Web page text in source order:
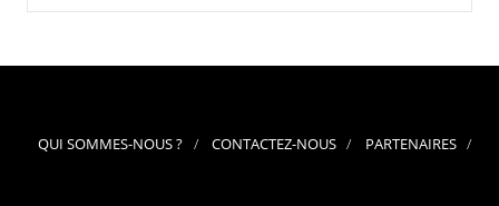
QUI SOMMES-NOUS ? CONTACTEZ-NOUS PARTENAIRES